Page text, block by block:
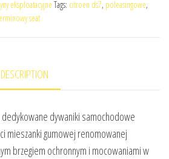
eksploatacyjne Tags: citroen ds7, poleasingowe,
seat
DESCRIPTION
dywaniki samochodowe
mieszanki gumowej renomowanej
brzegiem ochronnym i mocowaniami w